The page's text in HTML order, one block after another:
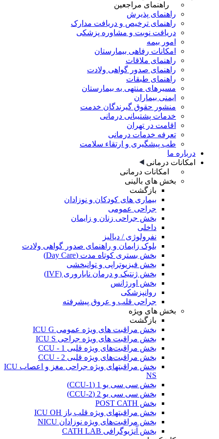
راهنمای مراجعین
راهنمای پذیرش
راهنمای ترخیص و دریافت مدارک
دریافت نوبت و مشاوره پزشکی
امور بیمه
امکانات رفاهی بیمارستان
راهنمای ملاقات
راهنمای صدور گواهی ولادت
راهنمای طبقات
مسیرهای منتهی به بیمارستان
ایمنی بیماران
منشور حقوق گیرندگان خدمت
خدمات پشتیبانی درمانی
اقامت در تهران
تعرفه خدمات درمانی
طب پیشگیری و ارتقاء سلامت
درباره ما
امکانات درمانی
امکانات درمانی
بخش های بالینی
بازگشت
بیماری های کودکان و نوزادان
جراحی عمومی
بخش جراحی زنان و زایمان
داخلی
نفرولوژی / دیالیز
بلوک زایمان و راهنمای صدور گواهی ولادت
بخش بستری کوتاه مدت (Day Care)
بخش فیزیوتراپی و توانبخشی
بخش ژنتیک و درمان ناباروری (IVF)
بخش اورژانس
روانپزشکی
جراحی قلب و عروق پیشرفته
بخش های ویژه
بازگشت
بخش مراقبت های ویژه عمومی ICU G
بخش مراقبت های ویژه جراحی ICU S
بخش مراقبت‌های ویژه قلبی CCU - 1
بخش مراقبت‌های ویژه قلبی CCU - 2
بخش مراقبتهای ویژه جراحی مغز و اعصاب ICU
NS
بخش سی سی یو 1 (CCU-1)
بخش سی سی یو 2 (CCU-2)
بخش POST CATH
بخش مراقبتهای ویژه قلب باز ICU OH
بخش مراقبت‌های ویژه نوزادان NICU
بخش آنژیوگرافی CATH LAB